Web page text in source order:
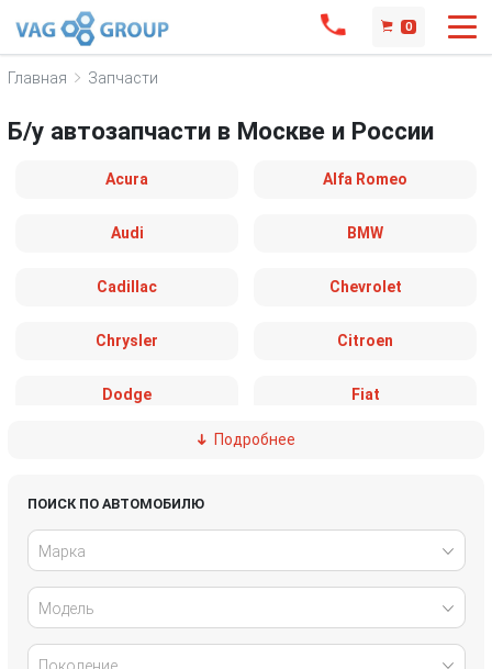
0
Главная Запчасти
Б/у автозапчасти в Москве и России
Acura Alfa Romeo
Audi BMW
Cadillac Chevrolet
Chrysler Citroen
Dodge Fiat
Honda
Kia
Подробнее
ПОИСК ПО АВТОМОБИЛЮ
Марка
Модель
Поколение